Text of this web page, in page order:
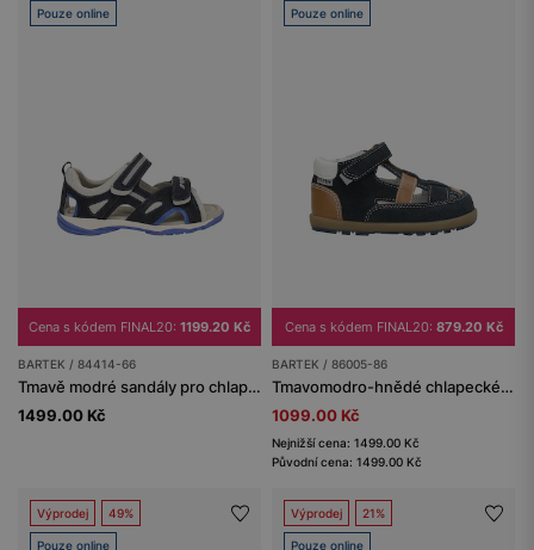
Pouze online
Cena s kódem FINAL20: 1199.20 Kč
BARTEK / 84414-66
Tmavě modré sandály pro chlapce s modrými detaily BARTEK 84414-66
1499.00 Kč
Pouze online
Cena s kódem FINAL20: 879.20 Kč
BARTEK / 86005-86
Tmavomodro-hnědé chlapecké polosandály z přírodní kůže BARTEK 86005-86
1099.00 Kč
Nejnižší cena: 1499.00 Kč
Původní cena: 1499.00 Kč
Výprodej 49%
Pouze online
Výprodej 21%
Pouze online